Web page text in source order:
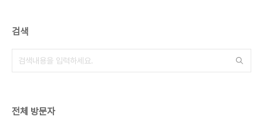
검색
전체 방문자